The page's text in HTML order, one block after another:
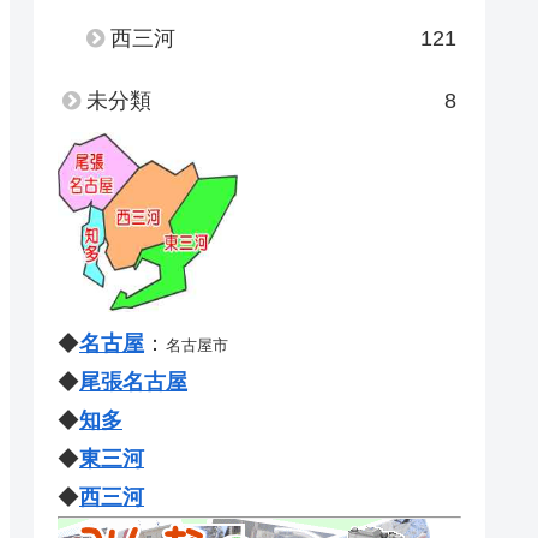
西三河 121
未分類 8
◆名古屋 ： 名古屋市
◆尾張名古屋
◆知多
◆東三河
◆西三河